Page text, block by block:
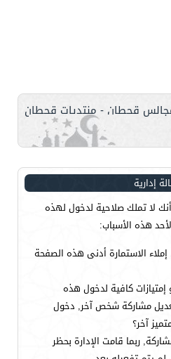
قحطان - منتديات قحطان
إدارية
لا تملك صلاحية لدخول لهذه
هذه الأسباب:
الاستمارة أدنى هذه الصفحة
كافية لدخول هذه
مشاركة شخص آخر, دخول
آخر؟
ربما قامت الإدارة بحظر